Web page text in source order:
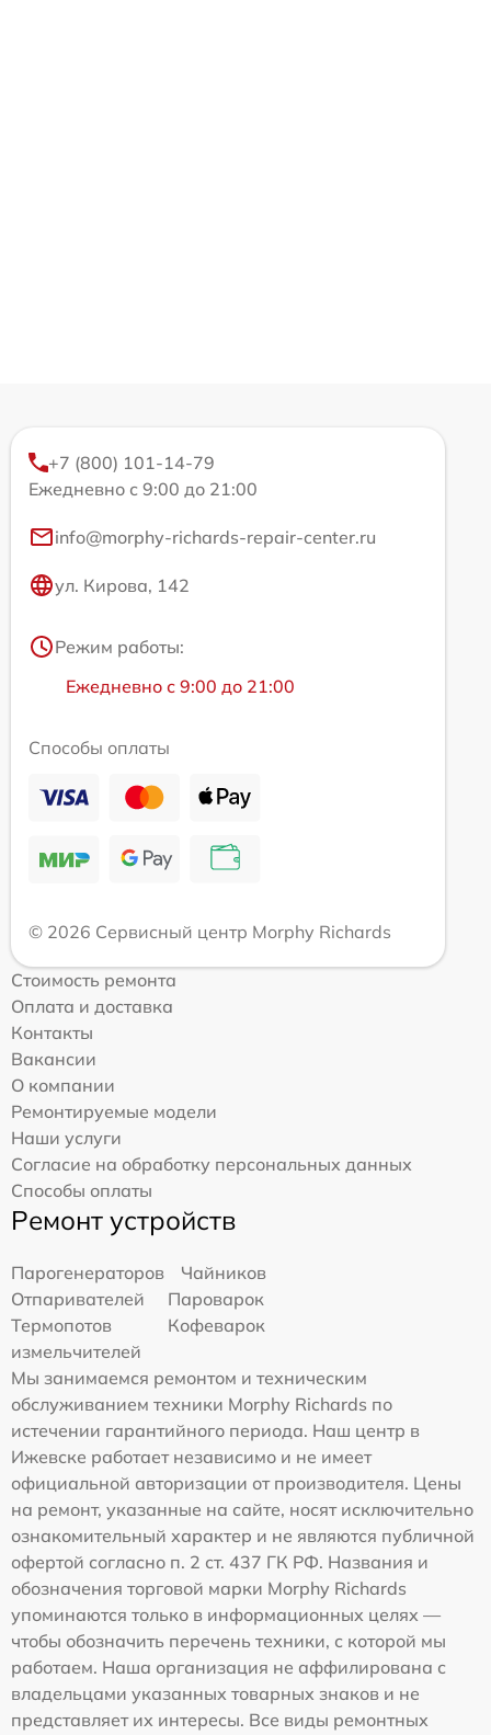
+7 (800) 101-14-79
Ежедневно с 9:00 до 21:00
info@morphy-richards-repair-center.ru
ул. Кирова, 142
Режим работы:
Ежедневно с 9:00 до 21:00
Способы оплаты
© 2026 Сервисный центр Morphy Richards
Стоимость ремонта
Оплата и доставка
Контакты
Вакансии
О компании
Ремонтируемые модели
Наши услуги
Согласие на обработку персональных данных
Способы оплаты
Ремонт устройств
Парогенераторов
Чайников
Отпаривателей
Пароварок
Термопотов
Кофеварок
измельчителей
Мы занимаемся ремонтом и техническим
обслуживанием техники Morphy Richards по
истечении гарантийного периода. Наш центр в
Ижевске работает независимо и не имеет
официальной авторизации от производителя. Цены
на ремонт, указанные на сайте, носят исключительно
ознакомительный характер и не являются публичной
офертой согласно п. 2 ст. 437 ГК РФ. Названия и
обозначения торговой марки Morphy Richards
упоминаются только в информационных целях —
чтобы обозначить перечень техники, с которой мы
работаем. Наша организация не аффилирована с
владельцами указанных товарных знаков и не
представляет их интересы. Все виды ремонтных